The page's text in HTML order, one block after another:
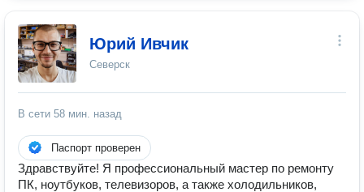
Юрий Ивчик
Северск
В сети 58 мин. назад
Паспорт проверен
Здравствуйте! Я профессиональный мастер по ремонту
ПК, ноутбуков, телевизоров, а также холодильников,